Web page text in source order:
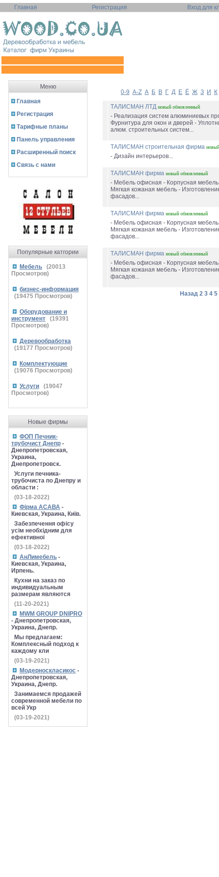
Главная Регистрация Вход для
Меню
Главная
Регистрация
Тарифные планы
Панель управления
Расширенный поиск
Связь с нами
Популярные катгории
Мебель (20013
Просмотров)
бизнес-информация
(19475 Просмотров)
Оборудование и
инструмент
(19391
Просмотров)
Деревообработка
(19177 Просмотров)
Комплектующие
(19076 Просмотров)
Услуги (19047
Просмотров)
Новые фирмы
ФОП Печник-
трубочист Днепр -
Днепропетровская,
Украина,
Днепропетровск.
Услуги печника-
трубочиста по Днепру и
области :
(03-18-2022)
Фірма АСАВА -
Киевская, Украина, Київ.
Забезпечення офісу
усім необхідним для
ефективної
(03-18-2022)
АнЛимебель -
Киевская, Украина,
Ирпень.
Кухни на заказ по
индивидуальным
размерам являются
(11-20-2021)
MWM GROUP DNIPRO
- Днепропетровская,
Украина, Днепр.
Мы предлагаем:
Комплексный подход к
каждому кли
(03-19-2021)
Модерноскласикос -
Днепропетровская,
Украина, Днепр.
Занимаемся продажей
современной мебели по
всей Укр
(03-19-2021)
0-9 A-Z А Б В Г Д Е Ё Ж З И К
ТАЛИСМАН ЛТД новый обновленный
- Реализация систем алюминиевых
Фурнитура для окон и дверей -
алюм. строительных систем...
ТАЛИСМАН строительная фирма новый
- Дизайн интерьеров...
ТАЛИСМАН фирма новый обновленный
- Мебель офисная - Корпусная мебель
Мягкая кожаная мебель -
фасадов...
ТАЛИСМАН фирма новый обновленный
- Мебель офисная - Корпусная мебель
Мягкая кожаная мебель -
фасадов...
ТАЛИСМАН фирма новый обновленный
- Мебель офисная - Корпусная мебель
Мягкая кожаная мебель -
фасадов...
Назад 2 3 4 5